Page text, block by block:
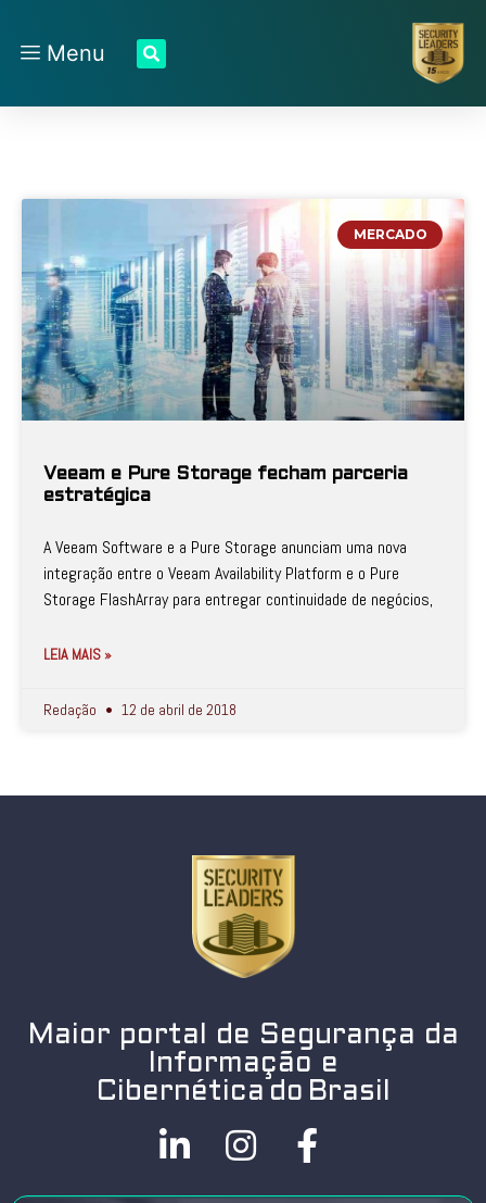
Menu
MERCADO
Veeam e Pure Storage fecham parceria
estratégica
A Veeam Software e a Pure Storage anunciam uma nova
integração entre o Veeam Availability Platform e o Pure
Storage FlashArray para entregar continuidade de negócios,
LEIA MAIS »
Redação 12 de abril de 2018
Maior portal de Segurança da
Informação e
Cibernética do Brasil